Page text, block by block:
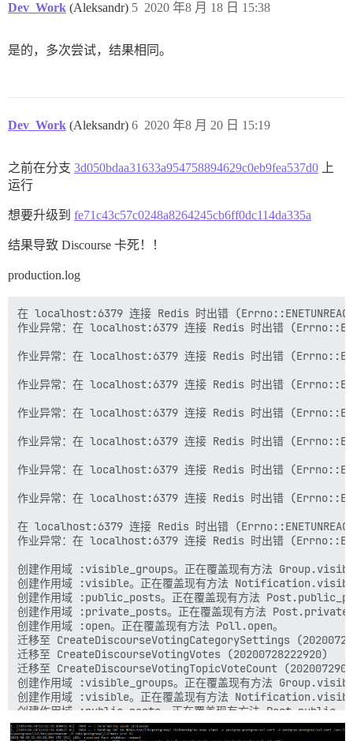
Dev_Work (Aleksandr) 2020 年8 月 18 日 15:38
5
是的，多次尝试，结果相同。
Dev_Work (Aleksandr) 2020 年8 月 20 日 15:19
6
之前在分支 3d050bdaa31633a954758894629c0eb9fea537d0 上
运行
想要升级到 fe71c43c57c0248a8264245cb6ff0dc114da335a
结果导致 Discourse 卡死！！
production.log
在 localhost:6379 连接 Redis 时出错
作业异常：在 localhost:6379 连接 Redis 时出错
作业异常：在 localhost:6379 连接 Redis 时出错
作业异常：在 localhost:6379 连接 Redis 时出错
作业异常：在 localhost:6379 连接 Redis 时出错
作业异常：在 localhost:6379 连接 Redis 时出错
作业异常：在 localhost:6379 连接 Redis 时出错
作业异常：在 localhost:6379 连接 Redis 时出错
在 localhost:6379 连接 Redis 时出错
作业异常：在 localhost:6379 连接 Redis 时出错
创建作用域 :visible_groups。正在覆盖现有方法
创建作用域 :visible。正在覆盖现有方法
创建作用域 :public_posts。正在覆盖现有方法
创建作用域 :private_posts。正在覆盖现有方法
创建作用域 :open。正在覆盖现有方法 Poll.open。
迁移至 CreateDiscourseVotingCategorySettings
迁移至 CreateDiscourseVotingVotes (20200728222920)
迁移至 CreateDiscourseVotingTopicVoteCount
创建作用域 :visible_groups。正在覆盖现有方法
创建作用域 :visible。正在覆盖现有方法
创建作用域 :public_posts。正在覆盖现有方法
创建作用域 :private_posts。正在覆盖现有方法